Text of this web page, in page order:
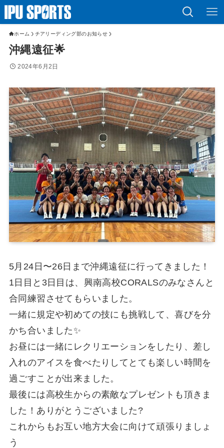
ホーム チアリーディング部のお知らせ
沖縄遠征🌟
2024年6月2日
5月24日〜26日まで沖縄遠征に行ってきました！
1日目と3日目は、興南高校CORALSのみなさんと
合同練習させてもらいました。
一緒に規定や初めての技にも挑戦して、喜びを分
かち合いました✨️
お昼には一緒にレクリエーションをしたり、差し
入れのアイスを食べたりしてとても楽しい時間を
過ごすことが出来ました。
最後には高校生からの素敵なプレゼントも頂きま
した！ありがとうございました?
これからもお互い地方大会に向けて頑張りましょ
う